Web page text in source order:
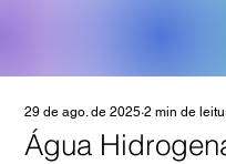
Água
29 de ago. de 2025 2 min de